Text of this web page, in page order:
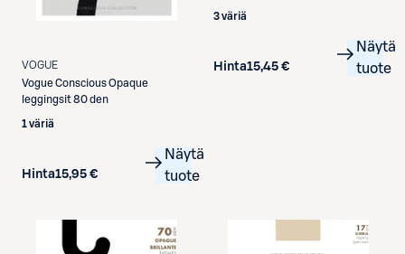
VOGUE
VogueConscious Opaque
leggingsit 80 den
1 väriä
Hinta15,95 €
Näytä
tuote
3 väriä
Hinta15,45 €
Näytä
tuote